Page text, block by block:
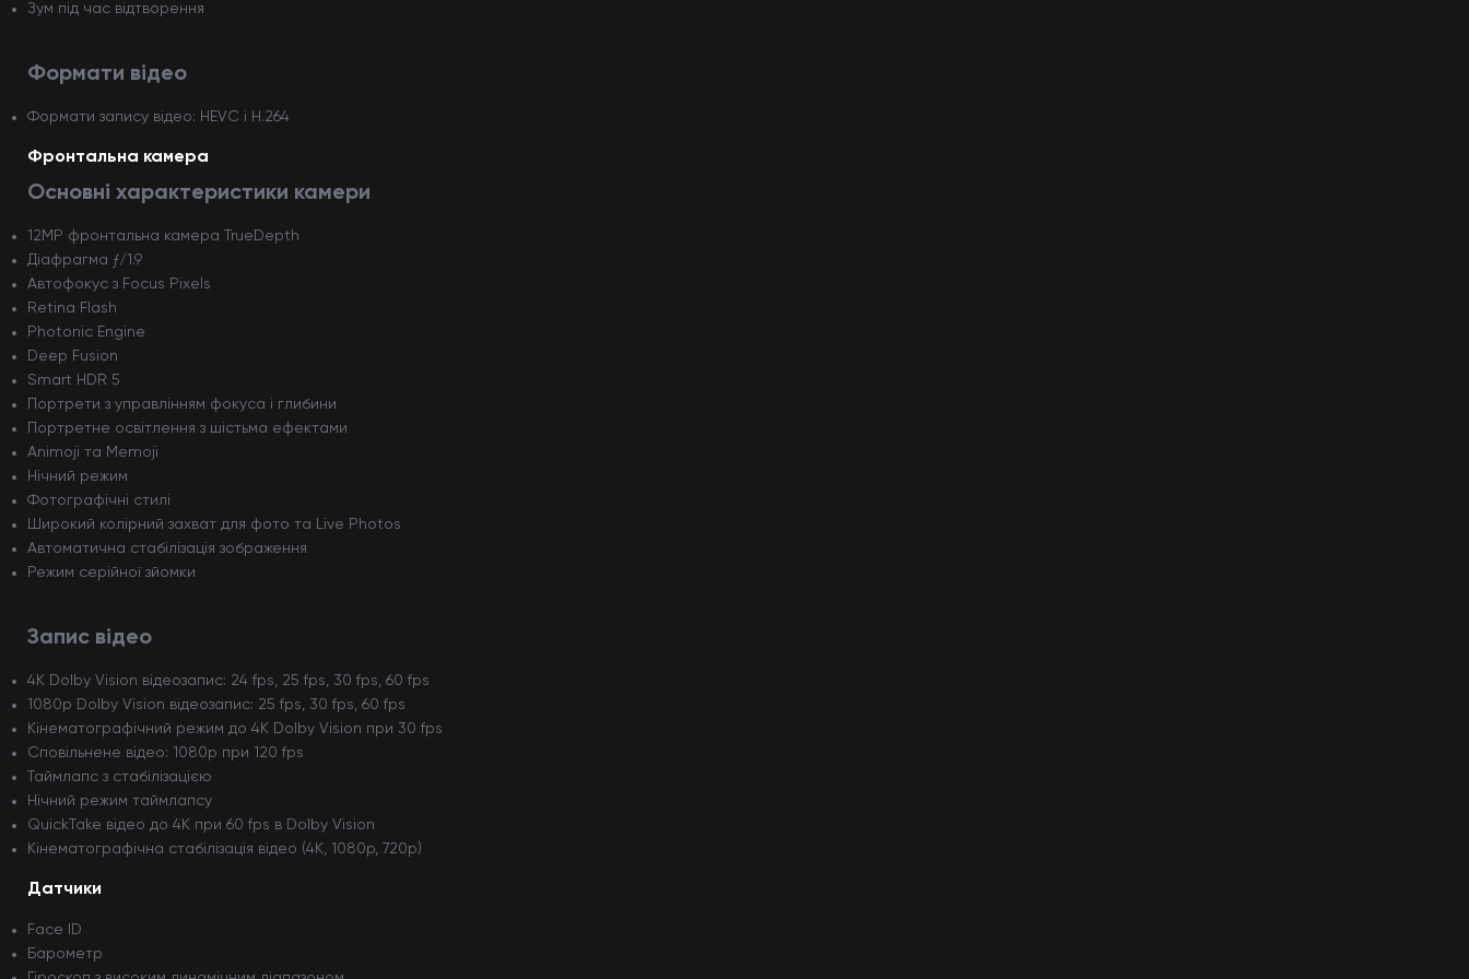
Зум під час відтворення
Формати відео
Формати запису відео: HEVC і H.264
Фронтальна камера
Основні характеристики камери
12MP фронтальна камера TrueDepth
Діафрагма ƒ/1.9
Автофокус з Focus Pixels
Retina Flash
Photonic Engine
Deep Fusion
Smart HDR 5
Портрети з управлінням фокуса і глибини
Портретне освітлення з шістьма ефектами
Animoji та Memoji
Нічний режим
Фотографічні стилі
Широкий колірний захват для фото та Live Photos
Автоматична стабілізація зображення
Режим серійної зйомки
Запис відео
4K Dolby Vision відеозапис: 24 fps, 25 fps, 30 fps, 60 fps
1080p Dolby Vision відеозапис: 25 fps, 30 fps, 60 fps
Кінематографічний режим до 4K Dolby Vision при 30 fps
Сповільнене відео: 1080p при 120 fps
Таймлапс з стабілізацією
Нічний режим таймлапсу
QuickTake відео до 4K при 60 fps в Dolby Vision
Кінематографічна стабілізація відео (4K, 1080p, 720p)
Датчики
Face ID
Барометр